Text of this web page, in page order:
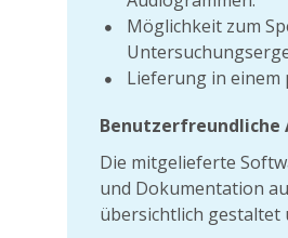
Möglichkeit zum
Lieferung in
Die mitgelieferte
und Dokumentation
übersichtlich gestaltet